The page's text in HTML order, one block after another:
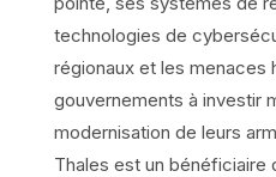
technologies de
régionaux et les menaces
gouvernements à investir
modernisation de leurs
Thales est un bénéficiaire